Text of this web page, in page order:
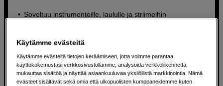
Soveltuu instrumenteille, laululle ja striimeihin
Mukana mikrofonipidike ja pop-suodatin
269 EUR
Käytämme evästeitä
Käytämme evästeitä tietojen keräämiseen, jotta voimme parantaa
käyttökokemustasi verkkosivustollamme, analysoida verkkoliikennettä,
mukauttaa sisältöä ja näyttää asiaankuuluvaa yksilöllistä markkinointia. Nämä
evästeet sisältävät sekä omia että ulkopuolisten kumppaneidemme kuten